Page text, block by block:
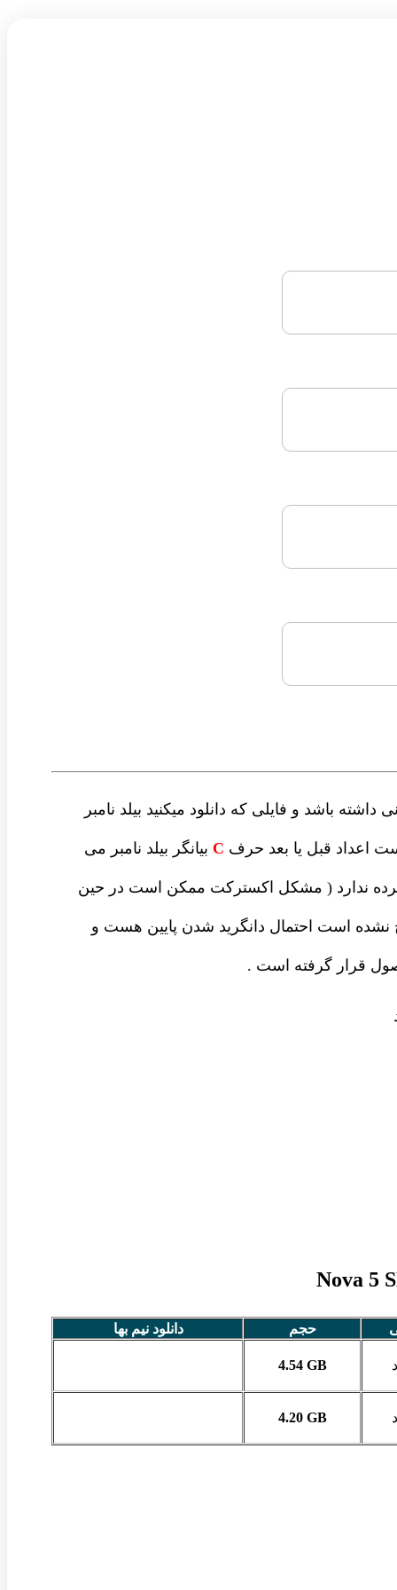
باشد و فایلی که دانلود میکنید بیلد نامبر
اعداد قبل یا بعد حرف C بیانگر بیلد نامبر می
ندارد ( مشکل اکسترکت ممکن است در حین
است احتمال دانگرید شدن پایین هست و
قرار گرفته است .
حجم دانلود نیم بها
4.54 GB
4.20 GB